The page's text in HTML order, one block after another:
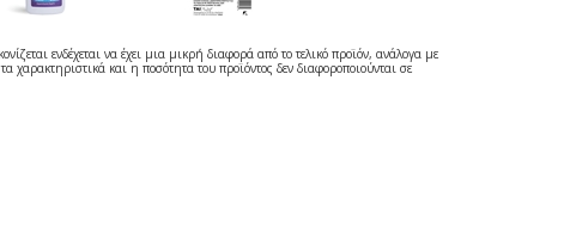
ενδέχεται να έχει μια μικρή διαφορά από το τελικό προϊόν, ανάλογα με
και η ποσότητα του προϊόντος δεν διαφοροποιούνται σε